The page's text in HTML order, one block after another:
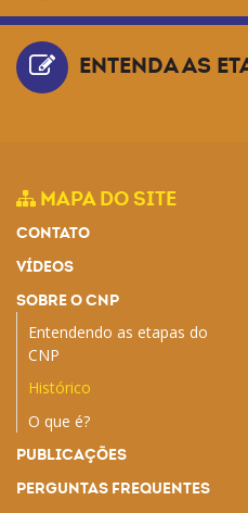
ENTENDA AS
MAPA DO SITE
CONTATO
VÍDEOS
SOBRE O CNP
Entendendo as etapas do
CNP
Histórico
O que é?
PUBLICAÇÕES
PERGUNTAS FREQUENTES